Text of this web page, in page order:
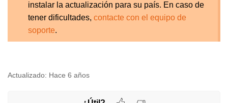
instalar la actualización para su país. En caso de
tener dificultades, contacte con el equipo de
soporte.
Actualizado: Hace 6 años